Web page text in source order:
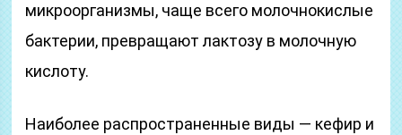
микроорганизмы, чаще всего молочнокислые
бактерии, превращают лактозу в молочную
кислоту.
Наиболее распространенные виды — кефир и